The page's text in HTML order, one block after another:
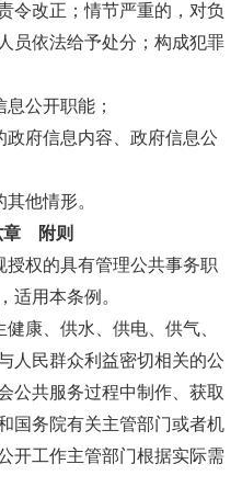
令改正；情节严重的，对负
员依法给予处分；构成犯罪
息公开职能；
政府信息内容、政府信息公
他情形。
章 附则
权的具有管理公共事务职
适用本条例。
康、供水、供电、供气、
人民群众利益密切相关的公
公共服务过程中制作、获取
国务院有关主管部门或者机
开工作主管部门根据实际需